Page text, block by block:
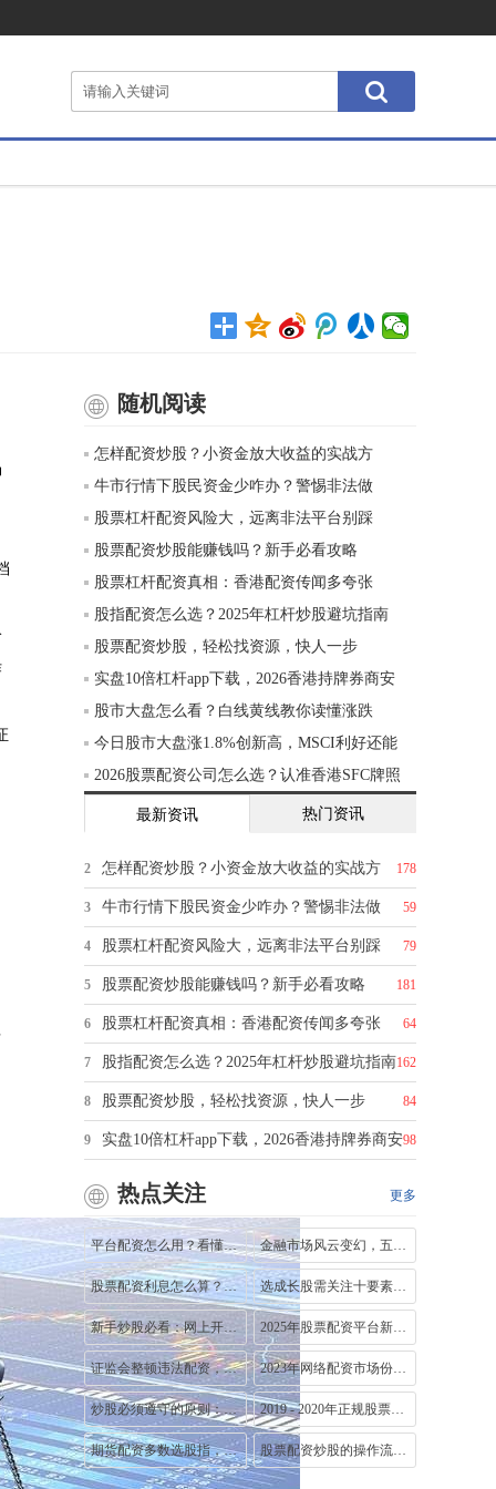
随机阅读
怎样配资炒股？小资金放大收益的实战方
牛市行情下股民资金少咋办？警惕非法做
股票杠杆配资风险大，远离非法平台别踩
股票配资炒股能赚钱吗？新手必看攻略
股票杠杆配资真相：香港配资传闻多夸张
股指配资怎么选？2025年杠杆炒股避坑指南
股票配资炒股，轻松找资源，快人一步
实盘10倍杠杆app下载，2026香港持牌券商安
股市大盘怎么看？白线黄线教你读懂涨跌
今日股市大盘涨1.8%创新高，MSCI利好还能
2026股票配资公司怎么选？认准香港SFC牌照
最新资讯 热门资讯
2 178
怎样配资炒股？小资金放大收益的实战方
3 59
牛市行情下股民资金少咋办？警惕非法做
4 79
股票杠杆配资风险大，远离非法平台别踩
5 181
股票配资炒股能赚钱吗？新手必看攻略
6 64
股票杠杆配资真相：香港配资传闻多夸张
7 162
股指配资怎么选？2025年杠杆炒股避坑指南
8 84
股票配资炒股，轻松找资源，快人一步
9 98
实盘10倍杠杆app下载，2026香港持牌券商安
更多
热点关注
平台配资怎么用？看懂杠杆与风险，揭秘 金融市场风云变幻，五五策略助力资产管
股票配资利息怎么算？两种计费方式及适 选成长股需关注十要素，股民选股要注意
新手炒股必看：网上开户流程和材料准备 2025年股票配资平台新变化：运行逻辑成争
证监会整顿违法配资，多家线上平台停止 2023年网络配资市场份额破千亿！收益与风
炒股必须遵守的原则：基本面、趋势、底 2019 - 2020年正规股票配资平台大盘点：牛
期货配资多数选股指，十有九亏，股指吧 股票配资炒股的操作流程及背后隐藏的风